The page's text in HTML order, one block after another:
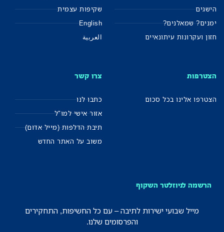
הישגים
ימנים? שמאלנים?
חזון ועקרונות עיתונאיים
שקיפות עצמית
English
العربية
הצטרפות
הצטרפו אלינו בכל סכום
צרו קשר
כתבו לנו
אזור אישי למו"ל
תיבת הדלפות (מייל אדום)
משוב על האתר החדש
הרשמה לניוזלטר השקוף
מייל שבועי ישירות לתיבה – עם כל החשיפות, התחקירים
והפרסומים שלנו.